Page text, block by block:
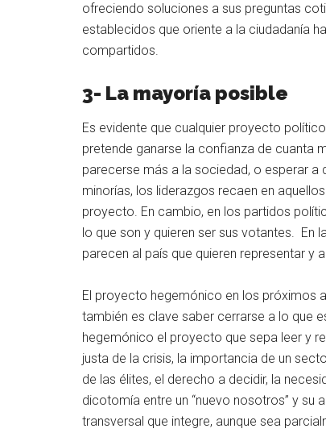
ofreciendo soluciones a sus preguntas
establecidos que oriente a la ciudadanía
compartidos.
3- La mayoría posible
Es evidente que cualquier proyecto
pretende ganarse la confianza de cuanta
parecerse más a la sociedad, o esperar
minorías, los liderazgos recaen en
proyecto. En cambio, en los partidos
lo que son y quieren ser sus votantes. En
parecen al país que quieren representar y
El proyecto hegemónico en los próximos
también es clave saber cerrarse a lo que
hegemónico el proyecto que sepa leer y
justa de la crisis, la importancia de un
de las élites, el derecho a decidir, la
dicotomía entre un “nuevo nosotros” y su
transversal que integre, aunque sea